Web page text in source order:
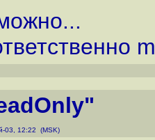
03, 12:22 (MSK)